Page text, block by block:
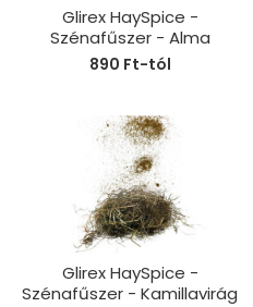
Glirex HaySpice -
Szénafűszer - Alma
890 Ft-tól
Glirex HaySpice -
Szénafűszer - Kamillavirág